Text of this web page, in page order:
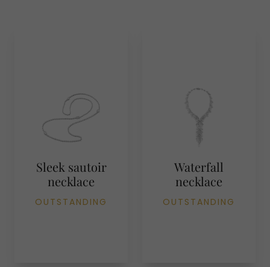
Sleek sautoir
necklace
OUTSTANDING
Waterfall
necklace
OUTSTANDING